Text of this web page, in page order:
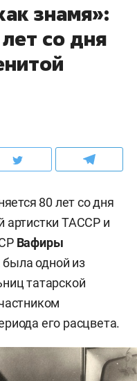
знамя»:
со дня
80 лет со дня
артистки ТАССР и
Вафиры
была одной из
татарской
его расцвета.